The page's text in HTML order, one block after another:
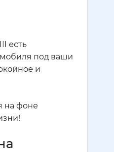
есть
под ваши
и
на фоне